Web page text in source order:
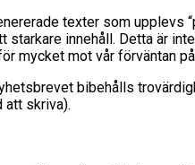
texter som
starkare innehåll. Detta är
mycket mot vår förväntan
bibehålls
att skriva).